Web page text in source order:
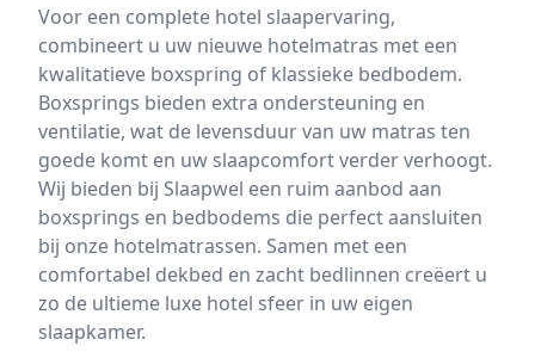
Voor een complete hotel slaapervaring,
combineert u uw nieuwe hotelmatras met een
kwalitatieve boxspring of klassieke bedbodem.
Boxsprings bieden extra ondersteuning en
ventilatie, wat de levensduur van uw matras ten
goede komt en uw slaapcomfort verder verhoogt.
Wij bieden bij Slaapwel een ruim aanbod aan
boxsprings en bedbodems die perfect aansluiten
bij onze hotelmatrassen. Samen met een
comfortabel dekbed en zacht bedlinnen creëert u
zo de ultieme luxe hotel sfeer in uw eigen
slaapkamer.